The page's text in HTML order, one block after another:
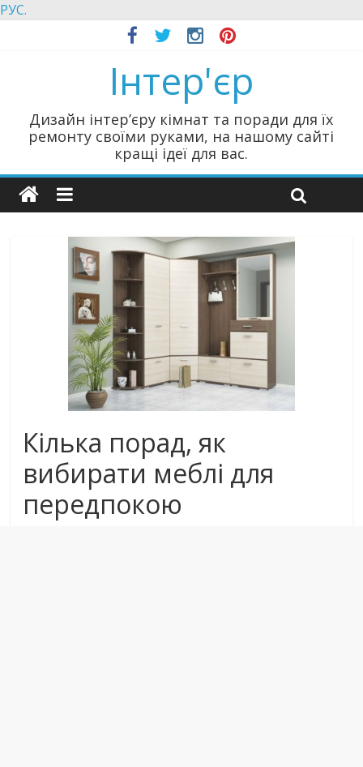
РУС.
Інтер'єр
Дизайн інтер’єру кімнат та поради для їх
ремонту своїми руками, на нашому сайті
кращі ідеї для вас.
Кілька порад, як
вибирати меблі для
передпокою